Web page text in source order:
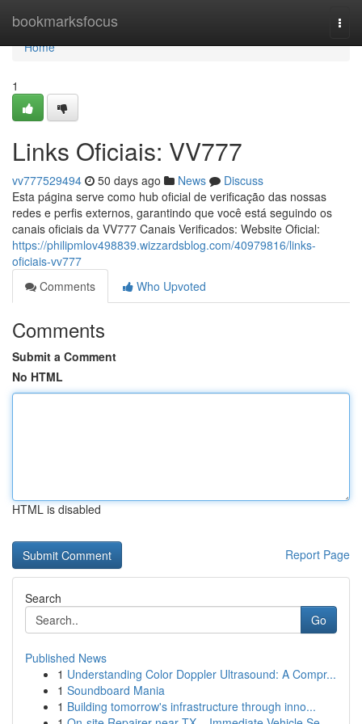
bookmarksfocus
Home
Home
1
Links Oficiais: VV777
vv777529494 50 days ago News
Discuss
Esta página serve como hub oficial de verificação das nossas
redes e perfis externos, garantindo que você está seguindo os
canais oficiais da VV777 Canais Verificados: Website Oficial:
https://philipmlov498839.wizzardsblog.com/40979816/links-
oficiais-vv777
Comments
Who Upvoted
Comments
Submit a Comment
No HTML
HTML is disabled
Report Page
Search
Go
Published News
1 Understanding Color Doppler Ultrasound: A Compr...
1 Soundboard Mania
1 Building tomorrow's infrastructure through inno...